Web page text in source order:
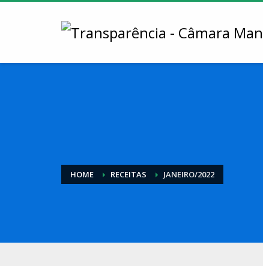
HOME RECEITAS JANEIRO/2022